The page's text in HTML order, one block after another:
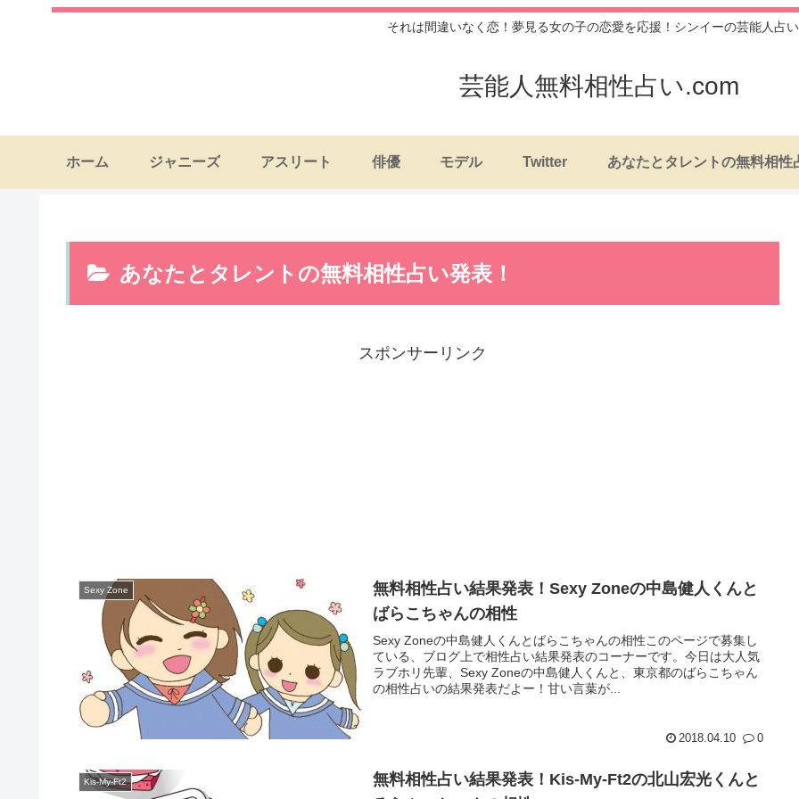
それは間違いなく恋！夢見る女の子の恋愛を応援！シンイーの芸能人占
芸能人無料相性占い.com
ホーム ジャニーズ アスリート 俳優 モデル Twitter あなたとタレントの無料相性
あなたとタレントの無料相性占い発表！
スポンサーリンク
Sexy Zone
無料相性占い結果発表！Sexy Zoneの中島健人くんと
ばらこちゃんの相性
Sexy Zoneの中島健人くんとばらこちゃんの相性このページで募集し
ている、ブログ上で相性占い結果発表のコーナーです。今日は大人気
ラブホリ先輩、Sexy Zoneの中島健人くんと、東京都のばらこちゃん
の相性占いの結果発表だよー！甘い言葉が...
2018.04.10 0
Kis-My-Ft2
無料相性占い結果発表！Kis-My-Ft2の北山宏光くんと